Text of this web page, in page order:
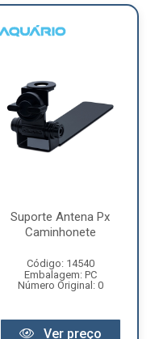
Suporte Antena Px
Caminhonete
Código: 14540
Embalagem: PC
Número Original: 0
Ver preço